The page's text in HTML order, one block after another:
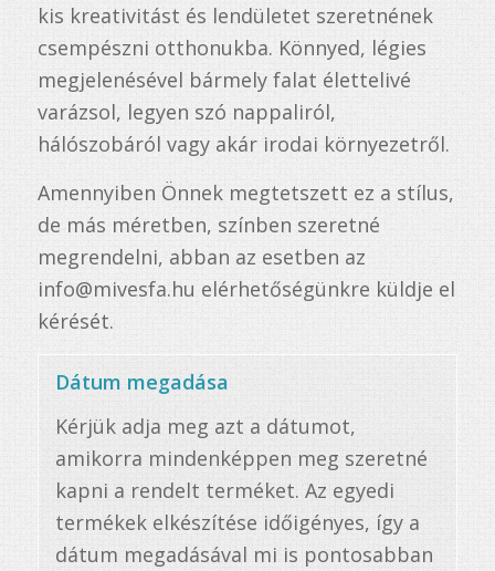
kis kreativitást és lendületet szeretnének
csempészni otthonukba. Könnyed, légies
megjelenésével bármely falat élettelivé
varázsol, legyen szó nappaliról,
hálószobáról vagy akár irodai környezetről.
Amennyiben Önnek megtetszett ez a stílus,
de más méretben, színben szeretné
megrendelni, abban az esetben az
info@mivesfa.hu elérhetőségünkre küldje el
kérését.
Dátum megadása
Kérjük adja meg azt a dátumot,
amikorra mindenképpen meg szeretné
kapni a rendelt terméket. Az egyedi
termékek elkészítése időigényes, így a
dátum megadásával mi is pontosabban